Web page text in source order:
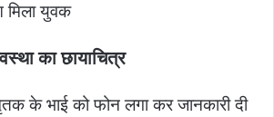
युवक
का छायाचित्र
के भाई को फोन लगा कर जानकारी दी